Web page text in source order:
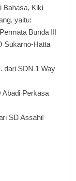
Bahasa, Kiki
yaitu:
Bunda III
Sukarno-Hatta
dari SDN 1 Way
Abadi Perkasa
SD Assahil